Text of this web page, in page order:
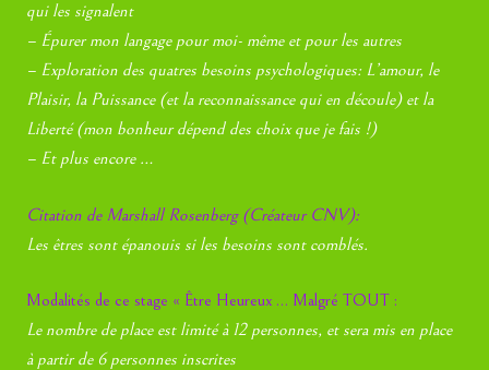
qui les signalent
– Épurer mon langage pour moi- même et pour les autres
– Exploration des quatres besoins psychologiques: L’amour, le
Plaisir, la Puissance (et la reconnaissance qui en découle) et la
Liberté (mon bonheur dépend des choix que je fais !)
– Et plus encore …
Citation de Marshall Rosenberg (Créateur CNV):
Les êtres sont épanouis si les besoins sont comblés.
Modalités de ce stage « Être Heureux … Malgré TOUT :
Le nombre de place est limité à 12 personnes, et sera mis en place
à partir de 6 personnes inscrites